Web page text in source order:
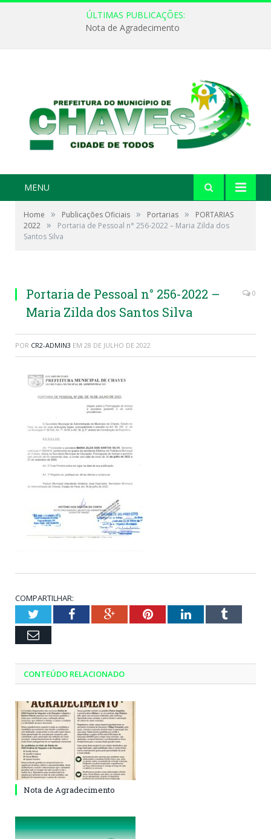
ÚLTIMAS PUBLICAÇÕES:
Nota de Agradecimento
MENU
Home » Publicações Oficiais » Portarias »
PORTARIAS
2022 »
Portaria de Pessoal n° 256-2022 – Maria Zilda dos
Santos Silva
Portaria de Pessoal n° 256-2022 –
Maria Zilda dos Santos Silva
0
POR CR2-ADMIN3 EM 28 DE JULHO DE 2022
COMPARTILHAR:
TwitterFacebookGoogle+PinterestLinkedInTumblr
Email
CONTEÚDO RELACIONADO
Nota de Agradecimento